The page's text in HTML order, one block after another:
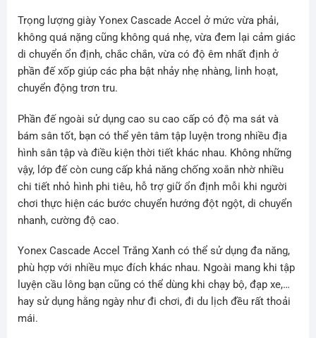
Trọng lượng giày Yonex Cascade Accel ở mức vừa phải,
không quá nặng cũng không quá nhẹ, vừa đem lại cảm giác
di chuyển ổn định, chắc chắn, vừa có độ êm nhất định ở
phần đế xốp giúp các pha bật nhảy nhẹ nhàng, linh hoạt,
chuyển động trơn tru.
Phần đế ngoài sử dụng cao su cao cấp có độ ma sát và
bám sân tốt, bạn có thể yên tâm tập luyện trong nhiều địa
hình sân tập và điều kiện thời tiết khác nhau. Không những
vậy, lớp đế còn cung cấp khả năng chống xoắn nhờ nhiều
chi tiết nhỏ hình phi tiêu, hỗ trợ giữ ổn định mỗi khi người
chơi thực hiện các bước chuyển hướng đột ngột, di chuyển
nhanh, cường độ cao.
Yonex Cascade Accel Trắng Xanh có thể sử dụng đa năng,
phù hợp với nhiều mục đích khác nhau. Ngoài mang khi tập
luyện cầu lông bạn cũng có thể dùng khi chạy bộ, đạp xe,…
hay sử dụng hằng ngày như đi chơi, đi du lịch đều rất thoải
mái.